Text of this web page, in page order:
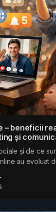
– beneficii
și
și de ce
au evoluat
și mesaje, ci
se conectează